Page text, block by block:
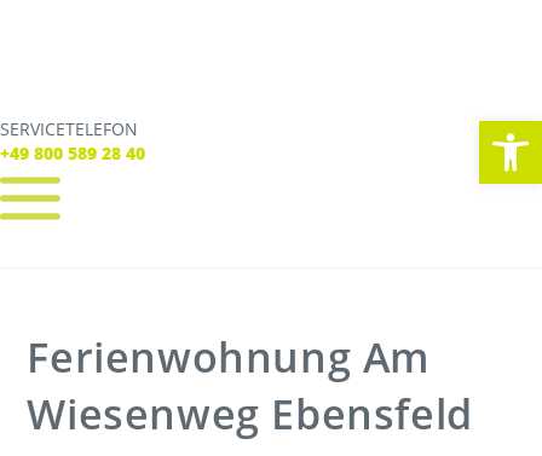
SERVICETELEFON
+49 800 589 28 40
SERVICE TELEFON
+49 800 589 28 40
Tickets
Freizeit
Unternehmen
Ferienwohnung Am
Wiesenweg Ebensfeld